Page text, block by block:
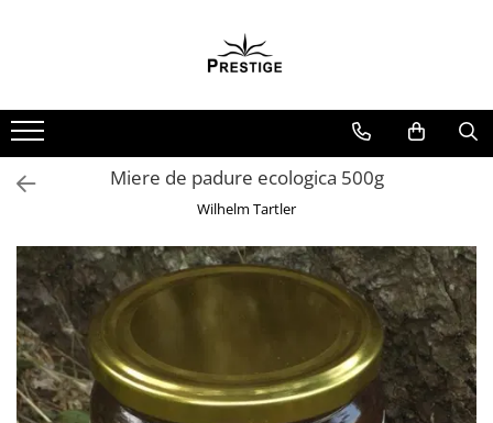
Noutati
Promotii
Pachete Speciale Carti
Spiritualitate - Ezoterism
Arte Divinatorii
Astrologie
Chiromantie
Dezvoltare Spirituala
KidConnection
Miere de padure ecologica 500g
Wilhelm Tartler